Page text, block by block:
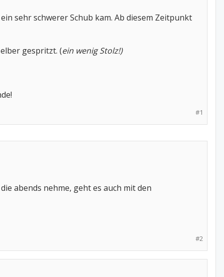
sehr schwerer Schub kam. Ab diesem Zeitpunkt
gespritzt. (ein wenig Stolz!)
#1
abends nehme, geht es auch mit den
#2